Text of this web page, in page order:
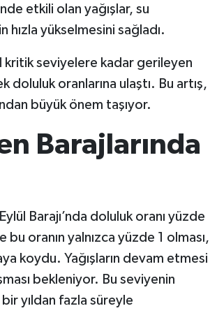
etkili olan yağışlar, su
hızla yükselmesini sağladı.
kritik seviyelere kadar gerileyen
doluluk oranlarına ulaştı. Bu artış,
büyük önem taşıyor.
Barajlarında
Barajı’nda doluluk oranı yüzde
oranın yalnızca yüzde 1 olması,
koydu. Yağışların devam etmesi
bekleniyor. Bu seviyenin
yıldan fazla süreyle